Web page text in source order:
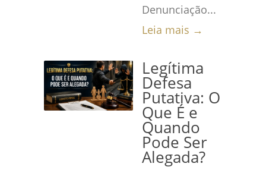
Denunciação...
Leia mais →
Legítima
Defesa
Putativa: O
Que É e
Quando
Pode Ser
Alegada?